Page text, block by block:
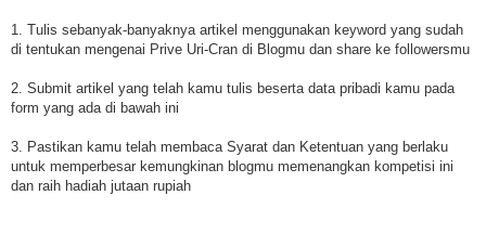
1. Tulis sebanyak-banyaknya artikel menggunakan keyword yang sudah
di tentukan mengenai Prive Uri-Cran di Blogmu dan share ke followersmu
2. Submit artikel yang telah kamu tulis beserta data pribadi kamu pada
form yang ada di bawah ini
3. Pastikan kamu telah membaca Syarat dan Ketentuan yang berlaku
untuk memperbesar kemungkinan blogmu memenangkan kompetisi ini
dan raih hadiah jutaan rupiah